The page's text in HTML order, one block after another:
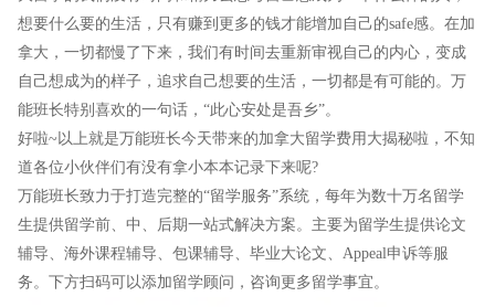
想要什么要的生活，只有赚到更多的钱才能增加自己的safe感。在加
拿大，一切都慢了下来，我们有时间去重新审视自己的内心，变成
自己想成为的样子，追求自己想要的生活，一切都是有可能的。万
能班长特别喜欢的一句话，“此心安处是吾乡”。
好啦~以上就是万能班长今天带来的加拿大留学费用大揭秘啦，不知
道各位小伙伴们有没有拿小本本记录下来呢?
万能班长致力于打造完整的“留学服务”系统，每年为数十万名留学
生提供留学前、中、后期一站式解决方案。主要为留学生提供论文
辅导、海外课程辅导、包课辅导、毕业大论文、Appeal申诉等服
务。下方扫码可以添加留学顾问，咨询更多留学事宜。